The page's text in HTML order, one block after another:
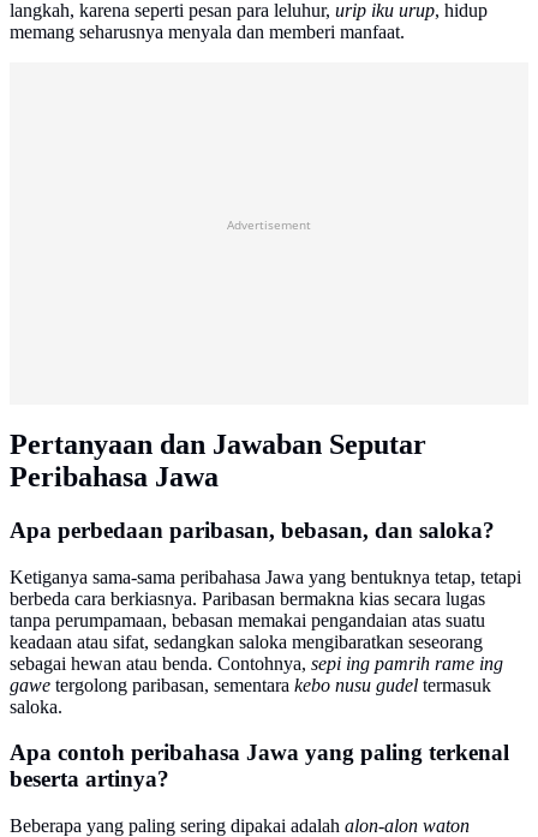
langkah, karena seperti pesan para leluhur, urip iku urup, hidup
memang seharusnya menyala dan memberi manfaat.
Advertisement
Pertanyaan dan Jawaban Seputar
Peribahasa Jawa
Apa perbedaan paribasan, bebasan, dan saloka?
Ketiganya sama-sama peribahasa Jawa yang bentuknya tetap, tetapi
berbeda cara berkiasnya. Paribasan bermakna kias secara lugas
tanpa perumpamaan, bebasan memakai pengandaian atas suatu
keadaan atau sifat, sedangkan saloka mengibaratkan seseorang
sebagai hewan atau benda. Contohnya, sepi ing pamrih rame ing
gawe tergolong paribasan, sementara kebo nusu gudel termasuk
saloka.
Apa contoh peribahasa Jawa yang paling terkenal
beserta artinya?
Beberapa yang paling sering dipakai adalah alon-alon waton